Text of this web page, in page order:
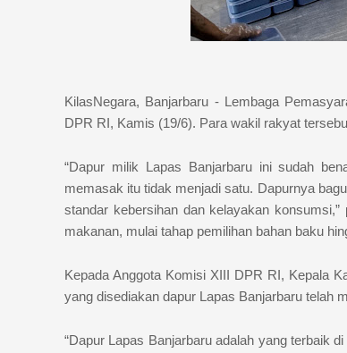
KilasNegara, Banjarbaru - Lembaga
DPR RI, Kamis (19/6). Para wakil rakyat
“Dapur milik Lapas Banjarbaru ini sudah
memasak itu tidak menjadi satu. Dapurnya
standar kebersihan dan kelayakan
makanan, mulai tahap pemilihan bahan baku
Kepada Anggota Komisi XIII DPR RI, Kepala
yang disediakan dapur Lapas Banjarbaru telah
“Dapur Lapas Banjarbaru adalah yang terbaik